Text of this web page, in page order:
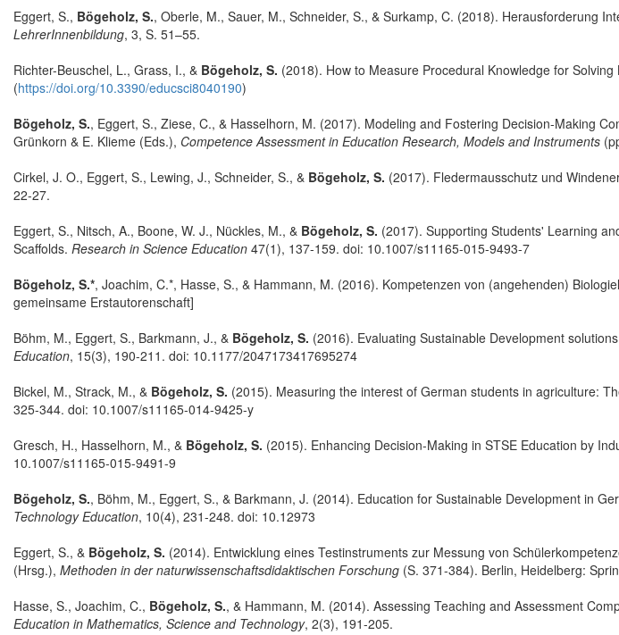
Eggert, S., Bögeholz, S., Oberle, M., Sauer, M., Schneider, S., & Surkamp, C. (2018). Herausforderung
LehrerInnenbildung, 3, S. 51–55.
Richter-Beuschel, L., Grass, I., & Bögeholz, S. (2018). How to Measure Procedural Knowledge for
(https://doi.org/10.3390/educsci8040190)
Bögeholz, S., Eggert, S., Ziese, C., & Hasselhorn, M. (2017). Modeling and Fostering Decision-Making
Grünkorn & E. Klieme (Eds.), Competence Assessment in Education Research, Models and Instruments
Cirkel, J. O., Eggert, S., Lewing, J., Schneider, S., & Bögeholz, S. (2017). Fledermausschutz und
22-27.
Eggert, S., Nitsch, A., Boone, W. J., Nückles, M., & Bögeholz, S. (2017). Supporting Students' Learning
Scaffolds. Research in Science Education 47(1), 137-159. doi: 10.1007/s11165-015-9493-7
Bögeholz, S.*, Joachim, C.*, Hasse, S., & Hammann, M. (2016). Kompetenzen von (angehenden)
gemeinsame Erstautorenschaft]
Böhm, M., Eggert, S., Barkmann, J., & Bögeholz, S. (2016). Evaluating Sustainable Development
Education, 15(3), 190-211. doi: 10.1177/2047173417695274
Bickel, M., Strack, M., & Bögeholz, S. (2015). Measuring the interest of German students in agriculture:
325-344. doi: 10.1007/s11165-014-9425-y
Gresch, H., Hasselhorn, M., & Bögeholz, S. (2015). Enhancing Decision-Making in STSE Education by
10.1007/s11165-015-9491-9
Bögeholz, S., Böhm, M., Eggert, S., & Barkmann, J. (2014). Education for Sustainable Development in
Technology Education, 10(4), 231-248. doi: 10.12973
Eggert, S., & Bögeholz, S. (2014). Entwicklung eines Testinstruments zur Messung von
(Hrsg.), Methoden in der naturwissenschaftsdidaktischen Forschung (S. 371-384). Berlin, Heidelberg:
Hasse, S., Joachim, C., Bögeholz, S., & Hammann, M. (2014). Assessing Teaching and Assessment
Education in Mathematics, Science and Technology, 2(3), 191-205.